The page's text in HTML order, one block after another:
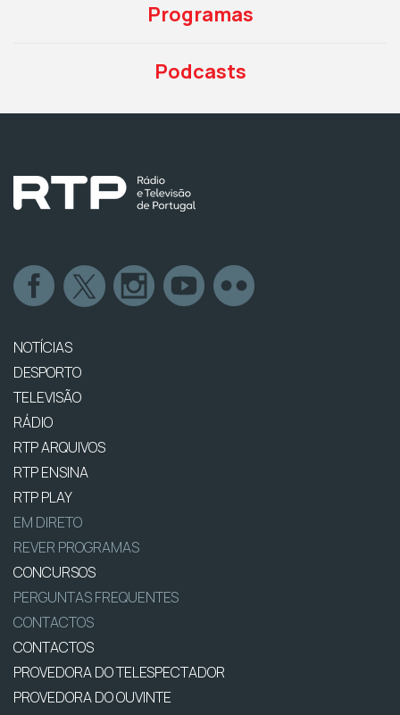
Programas
Podcasts
NOTÍCIAS
DESPORTO
TELEVISÃO
RÁDIO
RTP ARQUIVOS
RTP ENSINA
RTP PLAY
EM DIRETO
REVER PROGRAMAS
CONCURSOS
PERGUNTAS FREQUENTES
CONTACTOS
CONTACTOS
PROVEDORA DO TELESPECTADOR
PROVEDORA DO OUVINTE